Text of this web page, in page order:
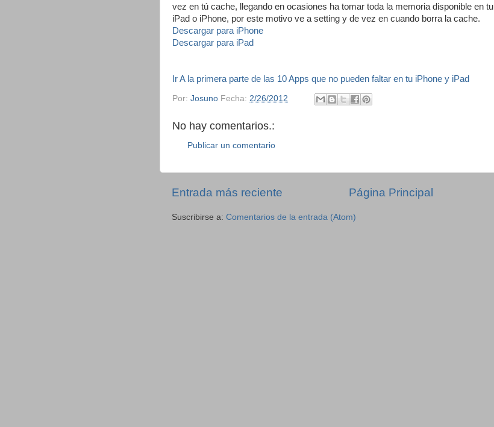
vez en tú cache, llegando en ocasiones ha tomar toda la memoria disponible en tu
iPad o iPhone, por este motivo ve a setting y de vez en cuando borra la cache.
Descargar para iPhone
Descargar para iPad
Ir A la primera parte de las 10 Apps que no pueden faltar en tu iPhone y iPad
Por: Josuno Fecha: 2/26/2012
No hay comentarios.:
Publicar un comentario
Entrada más reciente Página Principal
Suscribirse a: Comentarios de la entrada (Atom)